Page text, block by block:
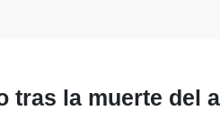
tras la muerte del